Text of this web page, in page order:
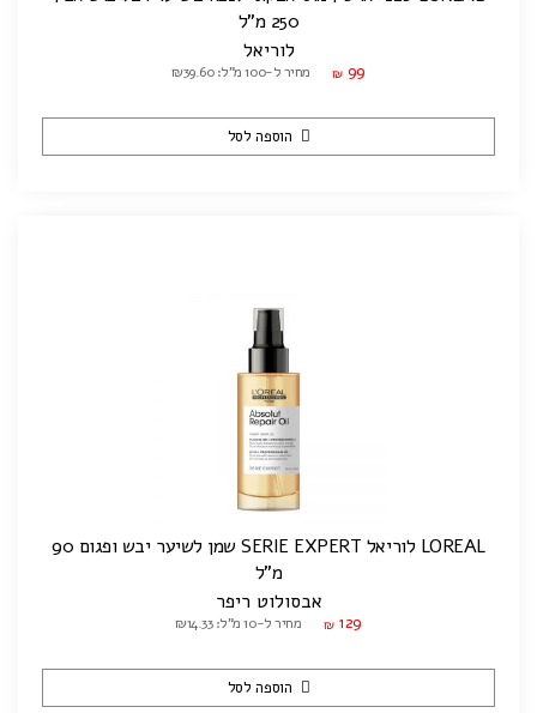
250 מ"ל
לוריאל
₪ 99 מחיר ל-100 מ"ל: ₪39.60
הוספה לסל
LOREAL לוריאל SERIE EXPERT שמן לשיער יבש ופגום 90
מ"ל
אבסולוט ריפר
₪ 129 מחיר ל-10 מ"ל: ₪14.33
הוספה לסל